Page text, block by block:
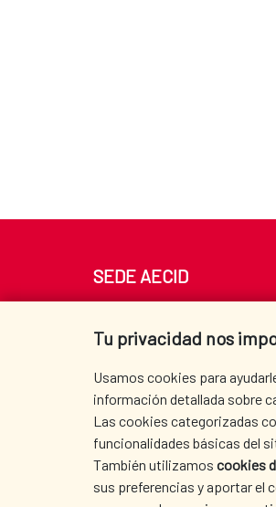
Tu privacidad nos
Usamos cookies para
información detallada sobre
Las cookies categorizadas
funcionalidades básicas del
También utilizamos cookies
sus preferencias y aportar el
SEDE AECID
Tel. +34 900 20 30 54​​​​​​​